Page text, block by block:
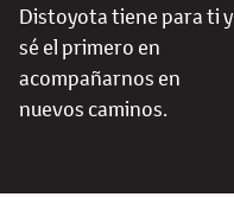
Distoyota tiene para ti y
sé el primero en
acompañarnos en
nuevos caminos.